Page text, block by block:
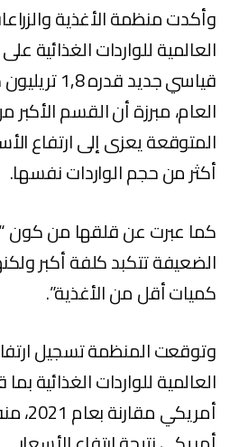
وأكدت منظمة الأغذية
العالمية للواردات
قياسي جديد
العام، مبرزة أن القسم الأكبر
المتوقعة يعزى إلى ارتفاع
أكثر من حجم الواردات نفسها.
كما عبرت عن قلقها من كون
الضعيفة تتكبد كلفة أكبر
كميات أقل من الأغذية”.
وتوقعت المنظمة تسجيل